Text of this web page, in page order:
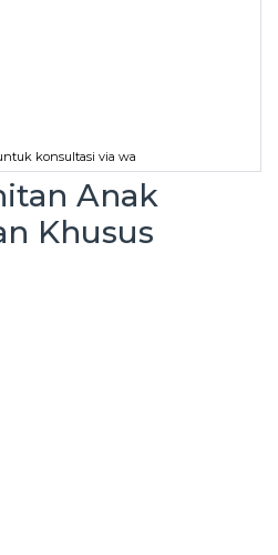
konsultasi via wa
Anak
Khusus